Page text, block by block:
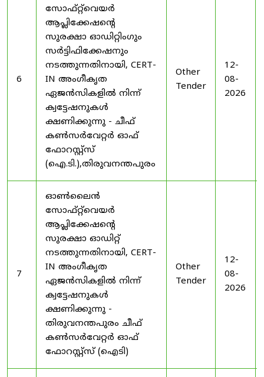
6
സോഫ്റ്റ്‌വെയർ
ആപ്ലിക്കേഷന്റെ
സുരക്ഷാ ഓഡിറ്റിംഗും
സർട്ടിഫിക്കേഷനും
നടത്തുന്നതിനായി, CERT-
IN അംഗീകൃത
ഏജൻസികളിൽ നിന്ന്
ക്വട്ടേഷനുകൾ
ക്ഷണിക്കുന്നു - ചീഫ്
കൺസർവേറ്റർ ഓഫ്
ഫോറസ്റ്റ്സ്
(ഐ.ടി.),തിരുവനന്തപുരം
Other
Tender
12-
08-
2026
7
ഓൺലൈൻ
സോഫ്റ്റ്‌വെയർ
ആപ്ലിക്കേഷന്റെ
സുരക്ഷാ ഓഡിറ്റ്
നടത്തുന്നതിനായി, CERT-
IN അംഗീകൃത
ഏജൻസികളിൽ നിന്ന്
ക്വട്ടേഷനുകൾ
ക്ഷണിക്കുന്നു -
തിരുവനന്തപുരം ചീഫ്
കൺസർവേറ്റർ ഓഫ്
ഫോറസ്റ്റ്സ് (ഐടി)
Other
Tender
12-
08-
2026